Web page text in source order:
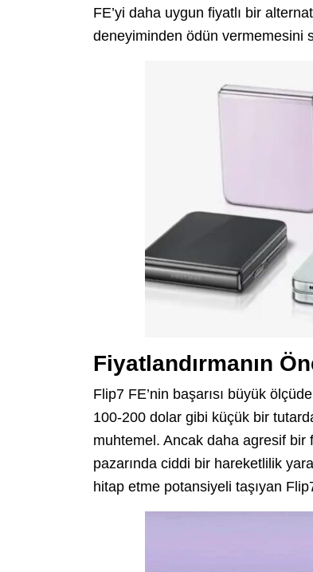
FE’yi daha uygun fiyatlı bir
deneyiminden ödün vermemesini
Fiyatlandırmanın
Flip7 FE’nin başarısı büyük
100-200 dolar gibi küçük bir
muhtemel. Ancak daha agresif bir
pazarında ciddi bir hareketlilik
hitap etme potansiyeli taşıyan